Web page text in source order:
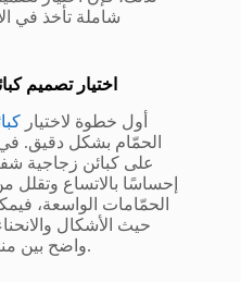
شاملة تأخذ في
اختيار تصميم
أول خطوة لاختيار
الحمّام بشكل دقيق.
على كبائن زجاجية
إحساسًا بالاتساع وتقلل
الحمّامات الواسعة،
حيث الأشكال
واضح بين منطقة الاستحمام وباقي أجزاء الحمّام.